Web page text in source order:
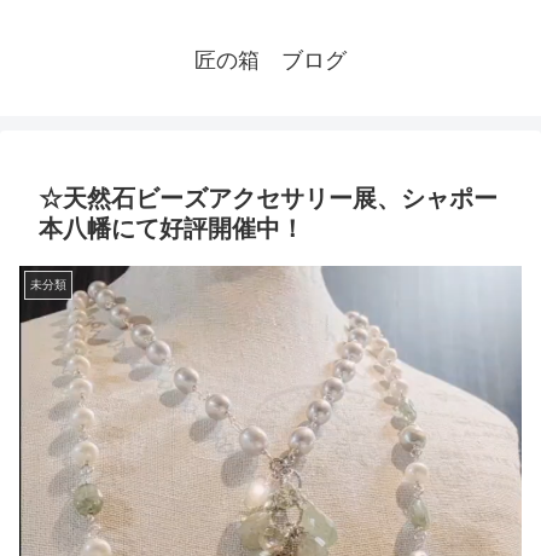
匠の箱 ブログ
☆天然石ビーズアクセサリー展、シャポー
本八幡にて好評開催中！
未分類